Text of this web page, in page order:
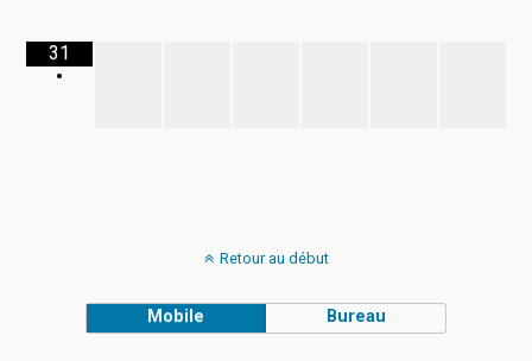
31
•
Retour au début
Mobile Bureau